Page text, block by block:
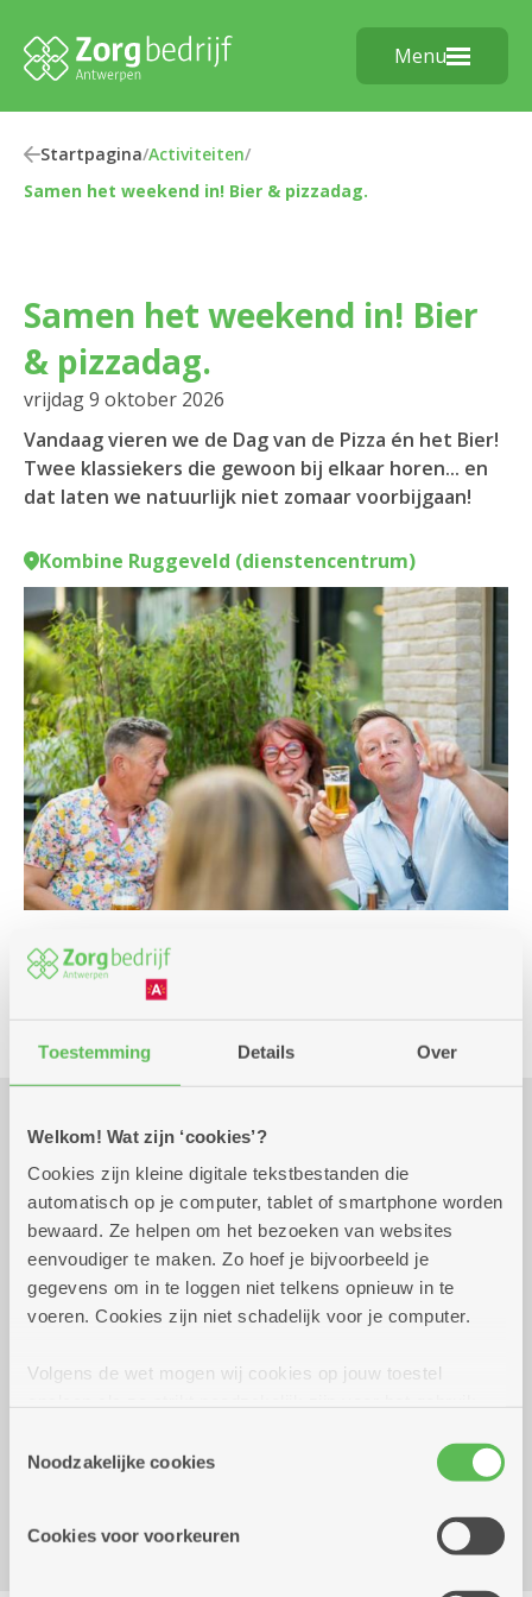
Toestemming Details Over
Welkom! Wat zijn ‘cookies’?
Cookies zijn kleine digitale tekstbestanden die
automatisch op je computer, tablet of smartphone worden
bewaard. Ze helpen om het bezoeken van websites
eenvoudiger te maken. Zo hoef je bijvoorbeeld je
gegevens om in te loggen niet telkens opnieuw in te
voeren. Cookies zijn niet schadelijk voor je computer.
Volgens de wet mogen wij cookies op jouw toestel
cookies hebben we jouw toestemming nodig. Sommige
cookies worden geplaatst door derde partijen die een
informatie over jouw (geanonimiseerd) gebruik van onze
Noodzakelijke cookies
Cookies voor voorkeuren
Menu
Startpagina/Activiteiten/
Samen het weekend in! Bier & pizzadag.
Samen het weekend in! Bier
& pizzadag.
vrijdag 9 oktober 2026
Vandaag vieren we de Dag van de Pizza én het Bier!
Twee klassiekers die gewoon bij elkaar horen... en
dat laten we natuurlijk niet zomaar voorbijgaan!
Kombine Ruggeveld (dienstencentrum)
Samen het weekend in
Praktisch
vrijdag 9 oktober 202616.00 uur tot 19.00 uur
12 euro
Reserveren kan tot 2 oktober.
Kombine Ruggeveld (dienstencentrum)